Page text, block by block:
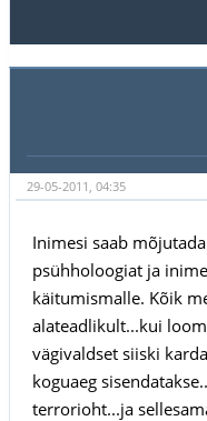
29-05-2011, 04:35
Inimesi saab
psühholoogiat ja
käitumismalle. Kõik
alateadlikult...kui
vägivaldset siiski
koguaeg
terrorioht...ja